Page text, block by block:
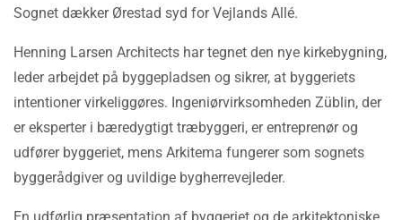
Sognet dækker Ørestad syd for Vejlands Allé.
Henning Larsen Architects har tegnet den nye kirkebygning,
leder arbejdet på byggepladsen og sikrer, at byggeriets
intentioner virkeliggøres. Ingeniørvirksomheden Züblin, der
er eksperter i bæredygtigt træbyggeri, er entreprenør og
udfører byggeriet, mens Arkitema fungerer som sognets
byggerådgiver og uvildige bygherrevejleder.